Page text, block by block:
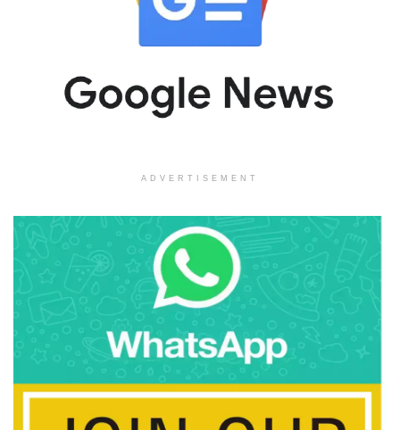
ADVERTISEMENT